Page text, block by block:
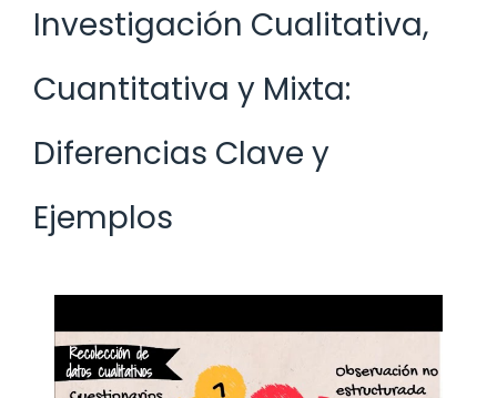
Investigación Cualitativa,
Cuantitativa y Mixta:
Diferencias Clave y
Ejemplos